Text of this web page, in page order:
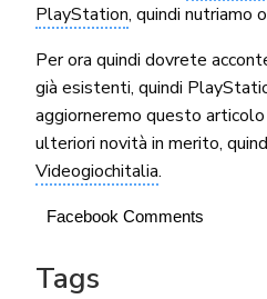
PlayStation, quindi nutriamo
Per ora quindi dovrete
già esistenti, quindi
aggiorneremo questo
ulteriori novità in merito,
Videogiochitalia.
Facebook Comments
Tags